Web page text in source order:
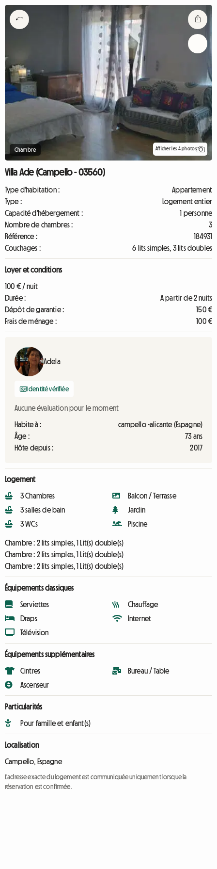
Chambre Afficher les 4 photos
Villa Ade (Campello - 03560)
Type d'habitation :
Appartement
Type :
Logement entier
Capacité d'hébergement :
1 personne
Nombre de chambres :
3
Référence :
184931
Couchages :
6 lits simples, 3 lits doubles
Loyer et conditions
100 € / nuit
Durée :
A partir de 2 nuits
Dépôt de garantie :
150 €
Frais de ménage :
100 €
Adela
Identité vérifiée
Aucune évaluation pour le moment
Habite à :
campello -alicante (Espagne)
Âge :
73 ans
Hôte depuis :
2017
Logement
3 Chambres
3 salles de bain
3 WCs
Balcon / Terrasse
Jardin
Piscine
Chambre : 2 lits simples, 1 Lit(s) double(s)
Chambre : 2 lits simples, 1 Lit(s) double(s)
Chambre : 2 lits simples, 1 Lit(s) double(s)
Équipements classiques
Serviettes
Draps
Télévision
Chauffage
Internet
Équipements supplémentaires
Cintres
Ascenseur
Bureau / Table
Particularités
Pour famille et enfant(s)
Localisation
Campello, Espagne
L'adresse exacte du logement est communiquée uniquement lorsque la
réservation est confirmée.